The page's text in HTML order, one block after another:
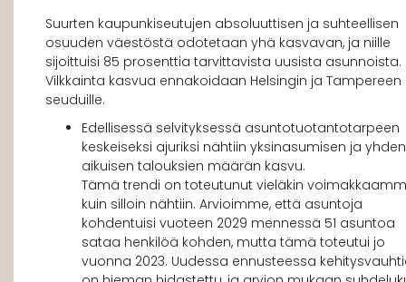
Suurten kaupunkiseutujen absoluuttisen ja suhteellisen
osuuden väestöstä odotetaan yhä kasvavan, ja niille
sijoittuisi 85 prosenttia tarvittavista uusista asunnoista.
Vilkkainta kasvua ennakoidaan Helsingin ja Tampereen
seuduille.
Edellisessä selvityksessä asuntotuotantotarpeen
keskeiseksi ajuriksi nähtiin yksinasumisen ja yhden
aikuisen talouksien määrän kasvu.
Tämä trendi on toteutunut vieläkin
kuin silloin nähtiin. Arvioimme, että asuntoja
kohdentuisi vuoteen 2029 mennessä 51 asuntoa
sataa henkilöä kohden, mutta tämä toteutui jo
vuonna 2023. Uudessa ennusteessa